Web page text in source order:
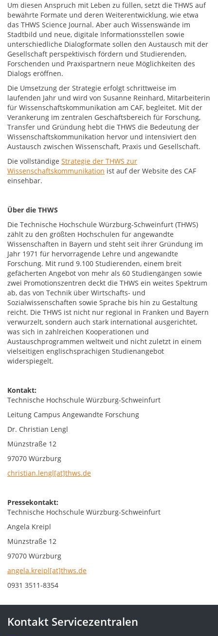
Um diesen Anspruch mit Leben zu füllen, setzt die THWS auf
bewährte Formate und deren Weiterentwicklung, wie etwa
das THWS Science Journal. Aber auch Wissenswände im
Stadtbild und neue, digitale Informationsstellen sowie
unterschiedliche Dialogformate sollen den Austausch mit der
Gesellschaft perspektivisch fördern und Studierenden,
Forschenden und Praxispartnern neue Möglichkeiten des
Dialogs eröffnen.
Die Umsetzung der Strategie erfolgt schrittweise im
laufenden Jahr und wird von Susanne Reinhard, Mitarbeiterin
für Wissenschaftskommunikation am CAF, begleitet. Mit der
Verankerung im zentralen Geschäftsbereich für Forschung,
Transfer und Gründung hebt die THWS die Bedeutung der
Wissenschaftskommunikation hervor und intensiviert den
Austausch zwischen Wissenschaft, Praxis und Gesellschaft.
Die vollständige Strategie der THWS zur
Wissenschaftskommunikation ist auf der Website des CAF
einsehbar.
Über die THWS
Die Technische Hochschule Würzburg-Schweinfurt (THWS)
zählt zu den größten Hochschulen für angewandte
Wissenschaften in Bayern und steht seit ihrer Gründung im
Jahr 1971 für hervorragende Lehre und angewandte
Forschung. Mit rund 9.100 Studierenden, einem breit
gefächerten Angebot von mehr als 60 Studiengängen sowie
zwei Promotionszentren deckt die THWS ein weites Spektrum
ab, das von Technik über Wirtschafts- und
Sozialwissenschaften sowie Sprache bis hin zu Gestaltung
reicht. Die THWS ist nicht nur regional in Franken und Bayern
verwurzelt, sondern auch stark international ausgerichtet,
was sich in zahlreichen Kooperationen und
Austauschprogrammen weltweit und nicht zuletzt in einem
vielseitigen englischsprachigen Studienangebot
widerspiegelt.
Kontakt:
Technische Hochschule Würzburg-Schweinfurt
Leitung Campus Angewandte Forschung
Dr. Christian Lengl
Münzstraße 12
97070 Würzburg
christian.lengl[at]thws.de
Pressekontakt:
Technische Hochschule Würzburg-Schweinfurt
Angela Kreipl
Münzstraße 12
97070 Würzburg
angela.kreipl[at]thws.de
0931 3511-8354
Kontakt Servicezentralen